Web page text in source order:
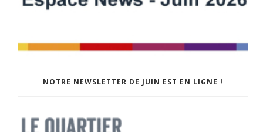
NOTRE NEWSLETTER DE JUIN EST EN LIGNE !